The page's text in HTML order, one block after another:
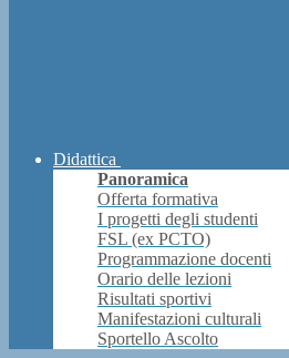
Didattica
Panoramica
Offerta formativa
I progetti degli studenti
FSL (ex PCTO)
Programmazione docenti
Orario delle lezioni
Risultati sportivi
Manifestazioni culturali
Sportello Ascolto